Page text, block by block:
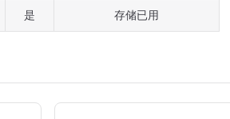
是 存储已用